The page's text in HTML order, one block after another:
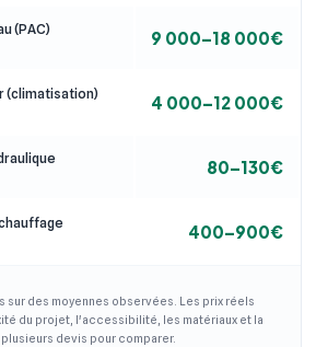
(PAC) 9 000–18 000€
(climatisation) 4 000–12 000€
80–130€
400–900€
sur des moyennes observées. Les prix réels
du projet, l'accessibilité, les matériaux et la
devis pour comparer.